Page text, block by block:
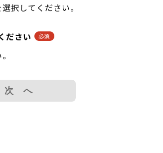
択してください。
ださい